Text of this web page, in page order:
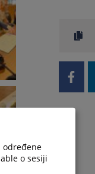
određene
o sesiji